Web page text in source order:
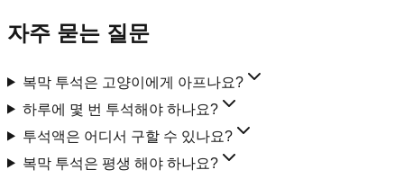
자주 묻는 질문
복막 투석은 고양이에게 아프나요?
하루에 몇 번 투석해야 하나요?
투석액은 어디서 구할 수 있나요?
복막 투석은 평생 해야 하나요?